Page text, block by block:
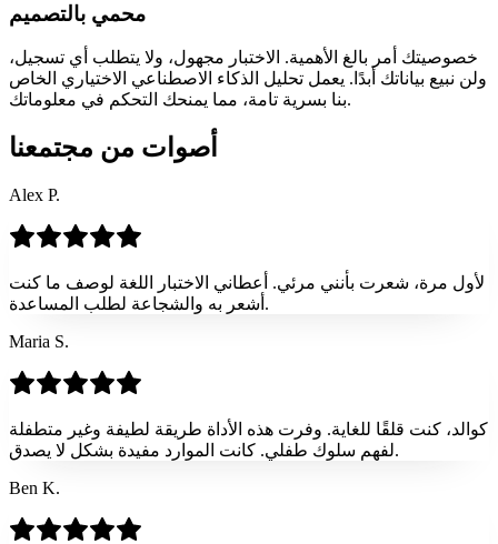
محمي بالتصميم
خصوصيتك أمر بالغ الأهمية. الاختبار مجهول، ولا يتطلب أي تسجيل،
ولن نبيع بياناتك أبدًا. يعمل تحليل الذكاء الاصطناعي الاختياري الخاص
بنا بسرية تامة، مما يمنحك التحكم في معلوماتك.
أصوات من مجتمعنا
Alex P.
لأول مرة، شعرت بأنني مرئي. أعطاني الاختبار اللغة لوصف ما كنت
أشعر به والشجاعة لطلب المساعدة.
Maria S.
كوالد، كنت قلقًا للغاية. وفرت هذه الأداة طريقة لطيفة وغير متطفلة
لفهم سلوك طفلي. كانت الموارد مفيدة بشكل لا يصدق.
Ben K.